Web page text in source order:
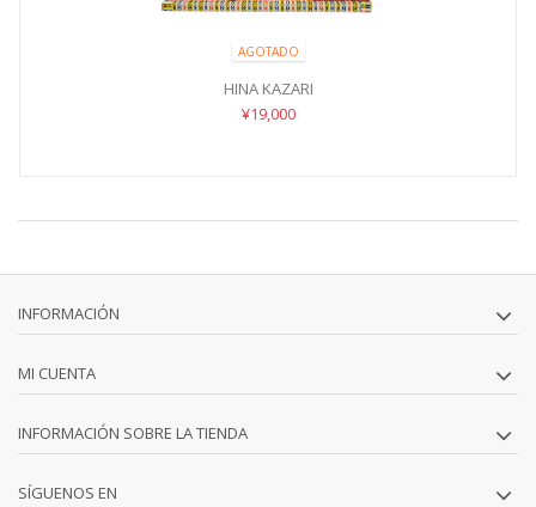
AGOTADO
HINA KAZARI
¥19,000
INFORMACIÓN
MI CUENTA
INFORMACIÓN SOBRE LA TIENDA
SÍGUENOS EN